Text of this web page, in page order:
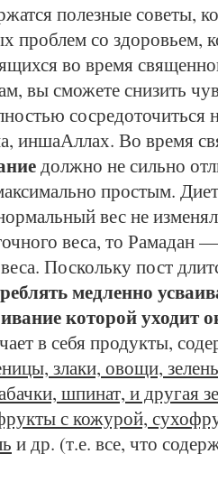
полезные советы,
проблем со здоровьем,
во время
вы сможете сни­зить
сосредоточиться
иншаАллах. Во время
должно не сильно
про­стым.
вес не
веса, то Рамадан
Поскольку пост
медленно
которой уходит
в себя продукты,
злаки, овощи,
шпинат, и другая
с кожурой,
и др. (т.е. все, что